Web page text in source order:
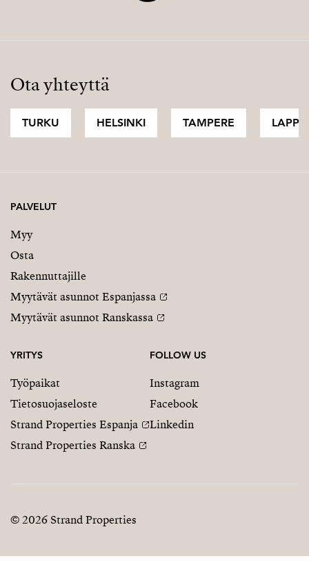
Ota yhteyttä
TURKU HELSINKI TAMPERE LAPPI
PALVELUT
Myy
Osta
Rakennuttajille
Myytävät asunnot Espanjassa
Myytävät asunnot Ranskassa
YRITYS
Työpaikat
Tietosuojaseloste
Strand Properties Espanja
Strand Properties Ranska
FOLLOW US
Instagram
Facebook
Linkedin
© 2026 Strand Properties